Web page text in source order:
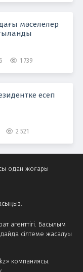
мәселелер
1 739
есеп
2 521
агенттігі. Басылым
сілтеме жасалуы
компаниясы.
одан жоғары